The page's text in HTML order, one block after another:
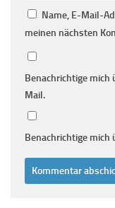
Name, E-Mail-
meinen nächsten
Benachrichtige mich
Mail.
Benachrichtige mich